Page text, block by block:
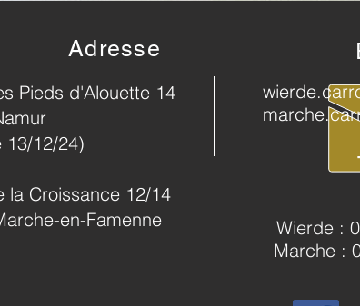
Adresse
Pieds d'Alouette 14
13/12/24)
la Croissance 12/14
en-Famenne
Wierde :
Marche :